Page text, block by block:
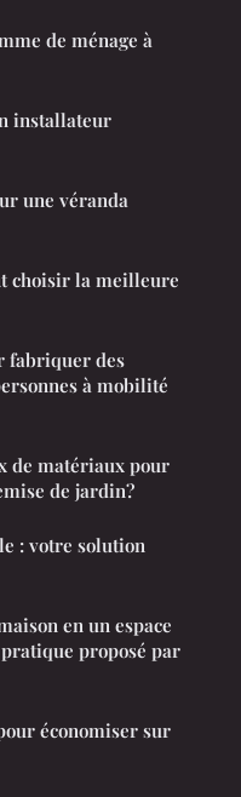
de ménage à
installateur
une véranda
choisir la meilleure
fabriquer des
à mobilité
de matériaux pour
de jardin?
: votre solution
en un espace
proposé par
économiser sur